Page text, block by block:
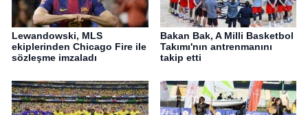
Lewandowski, MLS
ekiplerinden Chicago Fire ile
sözleşme imzaladı
Bakan Bak, A Milli Basketbol
Takımı'nın antrenmanını
takip etti